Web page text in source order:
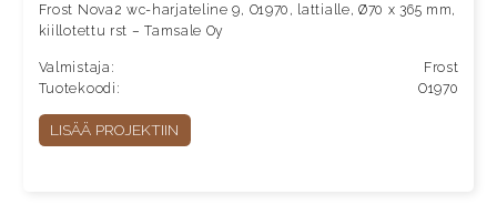
Frost Nova2 wc-harjateline 9, O1970, lattialle, Ø70 x 365 mm,
kiillotettu rst – Tamsale Oy
Valmistaja:
Frost
Tuotekoodi:
O1970
LISÄÄ PROJEKTIIN